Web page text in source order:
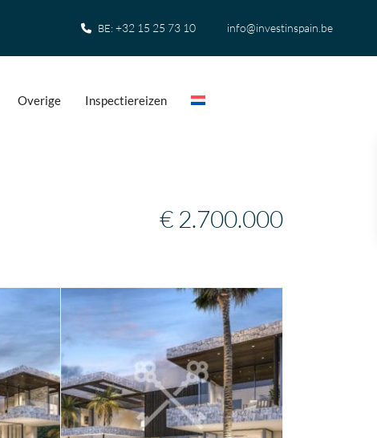
BE:+32 15 25 73 10 info@investinspain.be
Overige Inspectiereizen
€ 2.700.000